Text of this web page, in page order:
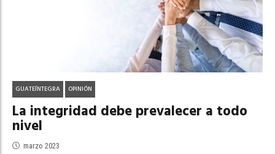
GUATEÍNTEGRA OPINIÓN
La integridad debe prevalecer a todo
nivel
marzo 2023